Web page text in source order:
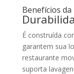
Benefícios da
É construída
garantem sua
restaurante
suporta